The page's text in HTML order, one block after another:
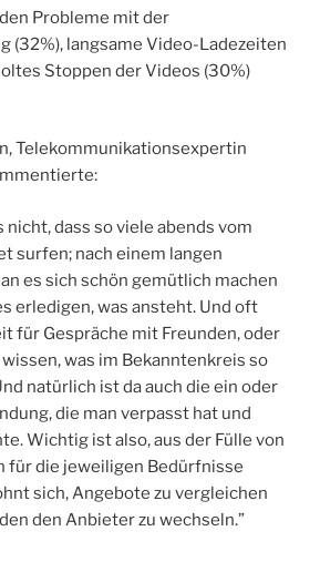
Probleme mit der
(32%), langsame Video-Ladezeiten
Stoppen der Videos (30%)
Telekommunikationsexpertin
nicht, dass so viele abends vom
surfen; nach einem langen
es sich schön gemütlich machen
erledigen, was ansteht. Und oft
für Gespräche mit Freunden, oder
was im Bekanntenkreis so
natürlich ist da auch die ein oder
die man verpasst hat und
Wichtig ist also, aus der Fülle von
für die jeweiligen Bedürfnisse
sich, Angebote zu vergleichen
den Anbieter zu wechseln.”